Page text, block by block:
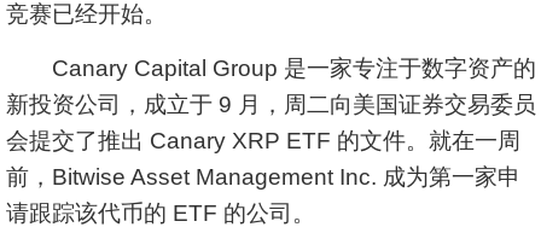
竞赛已经开始。
Canary Capital Group 是一家专注于数字资产的
新投资公司，成立于 9 月，周二向美国证券交易委员
会提交了推出 Canary XRP ETF 的文件。就在一周
前，Bitwise Asset Management Inc. 成为第一家申
请跟踪该代币的 ETF 的公司。